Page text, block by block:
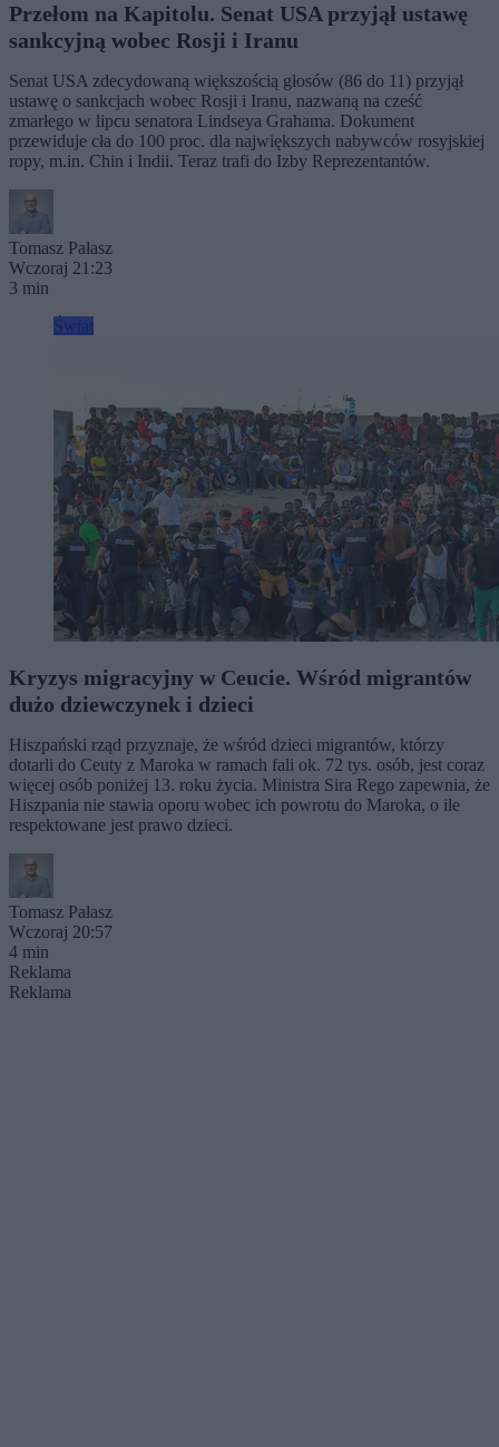
Przełom na Kapitolu. Senat USA przyjął ustawę
sankcyjną wobec Rosji i Iranu
Senat USA zdecydowaną większością głosów (86 do 11) przyjął
ustawę o sankcjach wobec Rosji i Iranu, nazwaną na cześć
zmarłego w lipcu senatora Lindseya Grahama. Dokument
przewiduje cła do 100 proc. dla największych nabywców rosyjskiej
ropy, m.in. Chin i Indii. Teraz trafi do Izby Reprezentantów.
Tomasz Pałasz
Wczoraj 21:23
3 min
Kryzys migracyjny w Ceucie. Wśród migrantów
dużo dziewczynek i dzieci
Hiszpański rząd przyznaje, że wśród dzieci migrantów, którzy
dotarli do Ceuty z Maroka w ramach fali ok. 72 tys. osób, jest coraz
więcej osób poniżej 13. roku życia. Ministra Sira Rego zapewnia, że
Hiszpania nie stawia oporu wobec ich powrotu do Maroka, o ile
respektowane jest prawo dzieci.
Tomasz Pałasz
Wczoraj 20:57
4 min
Reklama
Reklama